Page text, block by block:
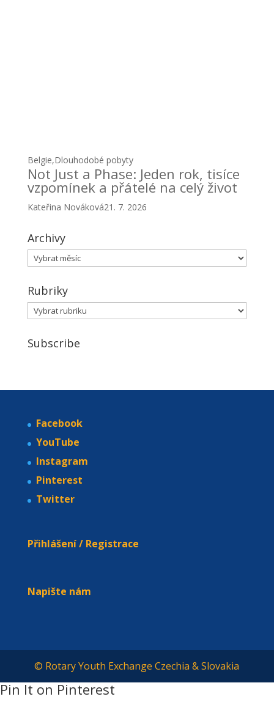
Belgie,Dlouhodobé pobyty
Not Just a Phase: Jeden rok, tisíce
vzpomínek a přátelé na celý život
Kateřina Nováková21. 7. 2026
Archivy
Archivy
Rubriky
Rubriky
Subscribe
Facebook
YouTube
Instagram
Pinterest
Twitter
Přihlášení / Registrace
Napište nám
© Rotary Youth Exchange Czechia & Slovakia
Pin It on Pinterest